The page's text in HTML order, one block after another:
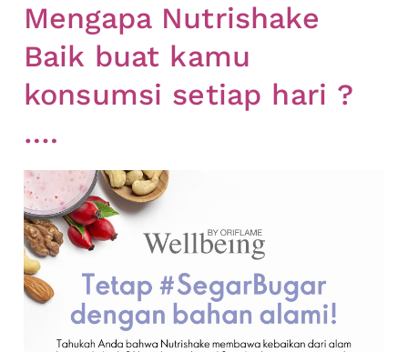
Mengapa Nutrishake
Baik buat kamu
konsumsi setiap hari ?
….